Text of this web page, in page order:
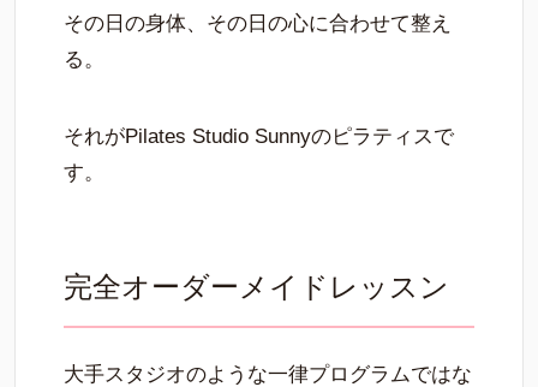
その日の身体、その日の心に合わせて整え
る。
それがPilates Studio Sunnyのピラティスで
す。
完全オーダーメイドレッスン
大手スタジオのような一律プログラムではな